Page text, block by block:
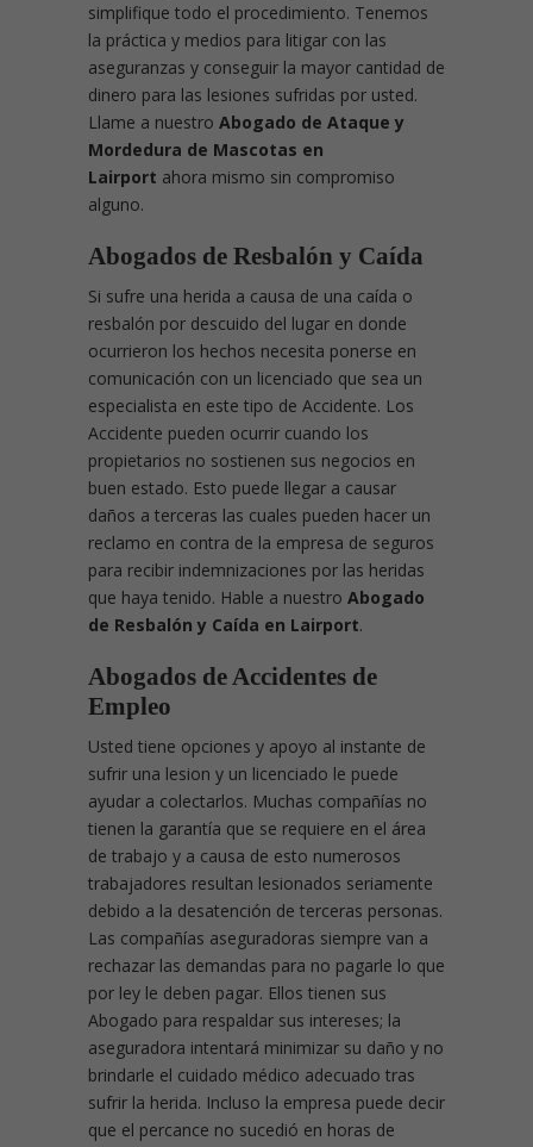
simplifique todo el procedimiento. Tenemos
la práctica y medios para litigar con las
aseguranzas y conseguir la mayor cantidad de
dinero para las lesiones sufridas por usted.
Llame a nuestro Abogado de Ataque y
Mordedura de Mascotas en
Lairport ahora mismo sin compromiso
alguno.
Abogados de Resbalón y Caída
Si sufre una herida a causa de una caída o
resbalón por descuido del lugar en donde
ocurrieron los hechos necesita ponerse en
comunicación con un licenciado que sea un
especialista en este tipo de Accidente. Los
Accidente pueden ocurrir cuando los
propietarios no sostienen sus negocios en
buen estado. Esto puede llegar a causar
daños a terceras las cuales pueden hacer un
reclamo en contra de la empresa de seguros
para recibir indemnizaciones por las heridas
que haya tenido. Hable a nuestro Abogado
de Resbalón y Caída en Lairport.
Abogados de Accidentes de
Empleo
Usted tiene opciones y apoyo al instante de
sufrir una lesion y un licenciado le puede
ayudar a colectarlos. Muchas compañías no
tienen la garantía que se requiere en el área
de trabajo y a causa de esto numerosos
trabajadores resultan lesionados seriamente
debido a la desatención de terceras personas.
Las compañías aseguradoras siempre van a
rechazar las demandas para no pagarle lo que
por ley le deben pagar. Ellos tienen sus
Abogado para respaldar sus intereses; la
aseguradora intentará minimizar su daño y no
brindarle el cuidado médico adecuado tras
sufrir la herida. Incluso la empresa puede decir
que el percance no sucedió en horas de